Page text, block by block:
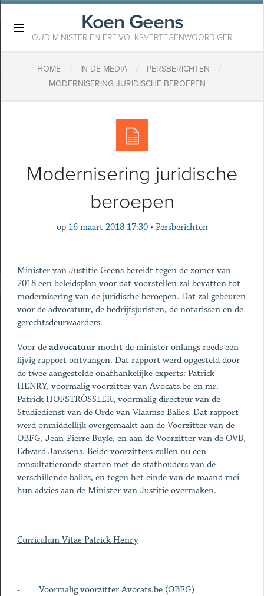
Koen Geens
OUD-MINISTER EN ERE-VOLKSVERTEGENWOORDIGER
HOME / IN DE MEDIA / PERSBERICHTEN /
MODERNISERING JURIDISCHE BEROEPEN
Modernisering juridische
beroepen
op 16 maart 2018 17:30 • Persberichten
Minister van Justitie Geens bereidt tegen de zomer van
2018 een beleidsplan voor dat voorstellen zal bevatten tot
modernisering van de juridische beroepen. Dat zal gebeuren
voor de advocatuur, de bedrijfsjuristen, de notarissen en de
gerechtsdeurwaarders.
Voor de advocatuurmocht de minister onlangs reeds een
lijvig rapport ontvangen. Dat rapport werd opgesteld door
de twee aangestelde onafhankelijke experts: Patrick
HENRY, voormalig voorzitter van Avocats.be en mr.
Patrick HOFSTRÖSSLER, voormalig directeur van de
Studiedienst van de Orde van Vlaamse Balies. Dat rapport
werd onmiddellijk overgemaakt aan de Voorzitter van de
OBFG, Jean-Pierre Buyle, en aan de Voorzitter van de OVB,
Edward Janssens. Beide voorzitters zullen nu een
consultatieronde starten met de stafhouders van de
verschillende balies, en tegen het einde van de maand mei
hun advies aan de Minister van Justitie overmaken.
Curriculum Vitae Patrick Henry
- Voormalig voorzitter Avocats.be (OBFG)